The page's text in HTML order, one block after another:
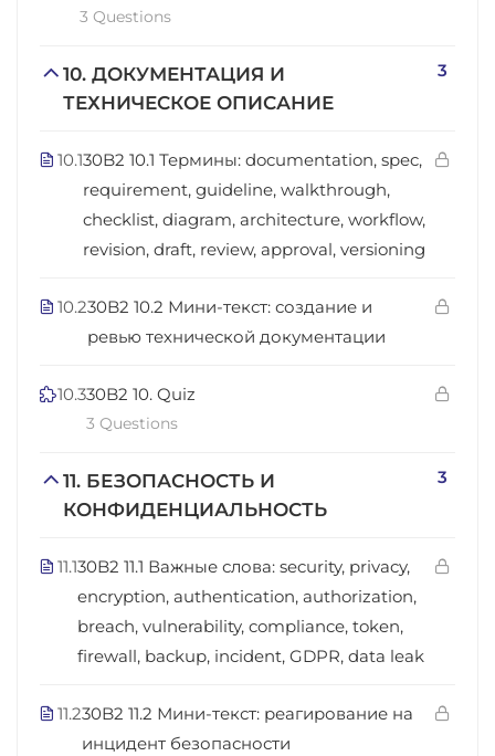
3 Questions
10. ДОКУМЕНТАЦИЯ И
ТЕХНИЧЕСКОЕ ОПИСАНИЕ
3
10.130B2 10.1 Термины: documentation, spec,
requirement, guideline, walkthrough,
checklist, diagram, architecture, workflow,
revision, draft, review, approval, versioning
10.230B2 10.2 Мини-текст: создание и
ревью технической документации
10.330B2 10. Quiz
3 Questions
11. БЕЗОПАСНОСТЬ И
КОНФИДЕНЦИАЛЬНОСТЬ
3
11.130B2 11.1 Важные слова: security, privacy,
encryption, authentication, authorization,
breach, vulnerability, compliance, token,
firewall, backup, incident, GDPR, data leak
11.230B2 11.2 Мини-текст: реагирование на
инцидент безопасности